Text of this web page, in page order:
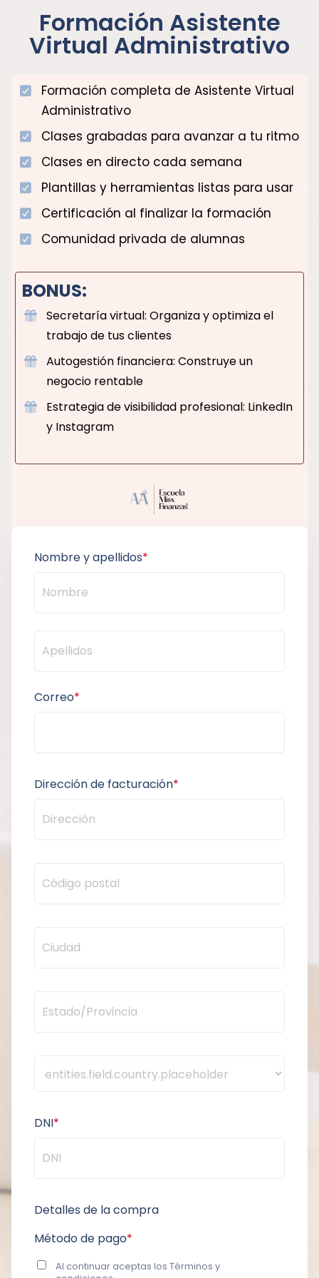
Formación Asistente
Virtual Administrativo
Formación completa de Asistente Virtual
Administrativo
Clases grabadas para avanzar a tu ritmo
Clases en directo cada semana
Plantillas y herramientas listas para usar
Certificación al finalizar la formación
Comunidad privada de alumnas
BONUS:
Secretaría virtual: Organiza y optimiza el
trabajo de tus clientes
Autogestión financiera: Construye un
negocio rentable
Estrategia de visibilidad profesional: LinkedIn
y Instagram
Nombre y apellidos*
Correo*
Dirección de facturación*
DNI*
Detalles de la compra
Método de pago*
Al continuar aceptas los Términos y